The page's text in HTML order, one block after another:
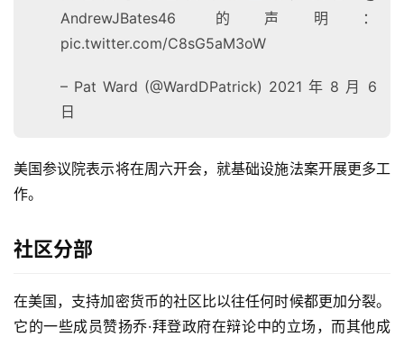
AndrewJBates46 的声明：
pic.twitter.com/C8sG5aM3oW
– Pat Ward (@WardDPatrick) 2021 年 8 月 6
日
美国参议院表示将在周六开会，就基础设施法案开展更多工
作。
社区分部
在美国，支持加密货币的社区比以往任何时候都更加分裂。
它的一些成员赞扬乔·拜登政府在辩论中的立场，而其他成